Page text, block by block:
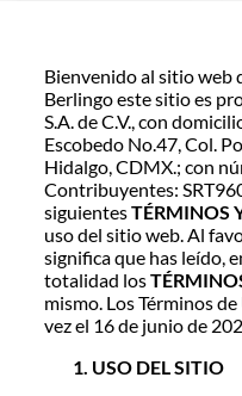
Bienvenido al sitio web
Berlingo este sitio es
S.A. de C.V., con
Escobedo No.47, Col.
Hidalgo, CDMX.; con
Contribuyentes:
siguientesTÉRMINOS
uso del sitio web. Al
significa que has leído,
totalidad los
mismo. Los Términos
vez el 16 de junio de
USO DEL SITIO